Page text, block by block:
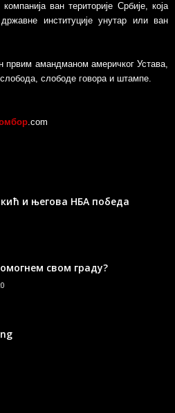
ван територије Србије, којa
институције унутар или ван
првим амандманом америчког Устава,
слобода, слободе говора и штампе.
.com
и његова НБА победа
свом граду?